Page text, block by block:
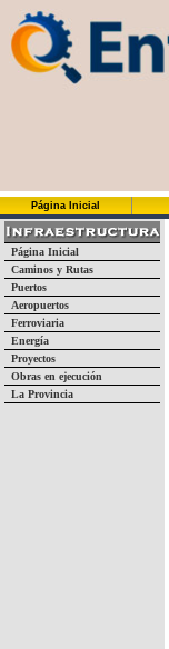
Página Inicial
Página Inicial
Caminos y Rutas
Puertos
Aeropuertos
Ferroviaria
Energía
Proyectos
Obras en ejecución
La Provincia